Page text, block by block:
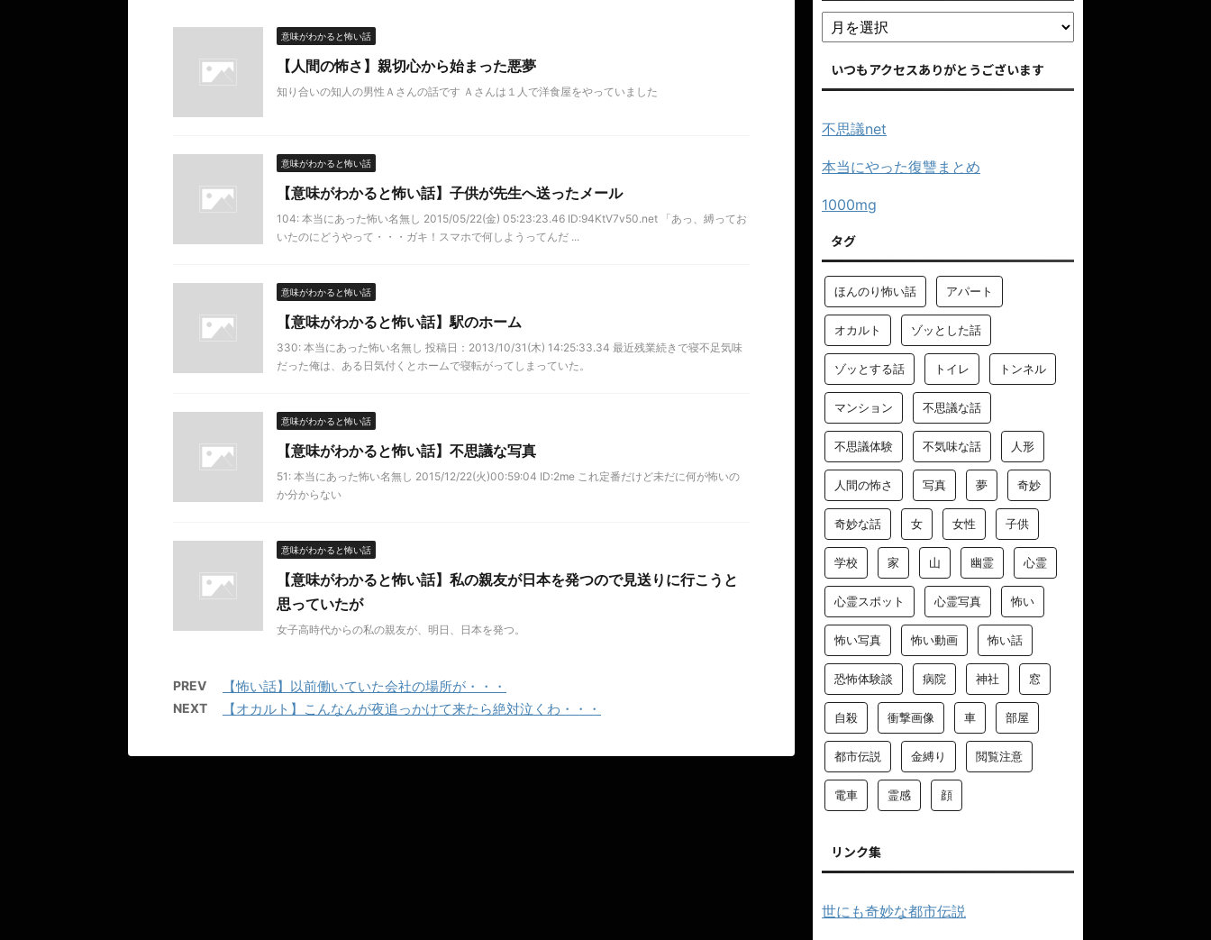
意味がわかると怖い話
【人間の怖さ】親切心から始まった悪夢
知り合いの知人の男性Ａさんの話です Ａさんは１人で洋食屋をやっていました
意味がわかると怖い話
【意味がわかると怖い話】子供が先生へ送ったメール
104: 本当にあった怖い名無し 2015/05/22(金) 05:23:23.46 ID:94KtV7v50.net 「あっ、縛ってお
いたのにどうやって・・・ガキ！スマホで何しようってんだ ...
意味がわかると怖い話
【意味がわかると怖い話】駅のホーム
330: 本当にあった怖い名無し 投稿日：2013/10/31(木) 14:25:33.34 最近残業続きで寝不足気味
だった俺は、ある日気付くとホームで寝転がってしまっていた。
意味がわかると怖い話
【意味がわかると怖い話】不思議な写真
51: 本当にあった怖い名無し 2015/12/22(火)00:59:04 ID:2me これ定番だけど未だに何が怖いの
か分からない
意味がわかると怖い話
【意味がわかると怖い話】私の親友が日本を発つので見送りに行こうと
思っていたが
女子高時代からの私の親友が、明日、日本を発つ。
PREV 【怖い話】以前働いていた会社の場所が・・・
NEXT 【オカルト】こんなんが夜追っかけて来たら絶対泣くわ・・・
いつもアクセスありがとうございます
不思議net
本当にやった復讐まとめ
1000mg
タグ
ほんのり怖い話 アパート
オカルト ゾッとした話
ゾッとする話 トイレ トンネル
マンション 不思議な話
不思議体験 不気味な話 人形
人間の怖さ 写真 夢 奇妙
奇妙な話 女 女性 子供
学校 家 山 幽霊 心霊
心霊スポット 心霊写真 怖い
怖い写真 怖い動画 怖い話
恐怖体験談 病院 神社 窓
自殺 衝撃画像 車 部屋
都市伝説 金縛り 閲覧注意
電車 霊感 顔
リンク集
世にも奇妙な都市伝説